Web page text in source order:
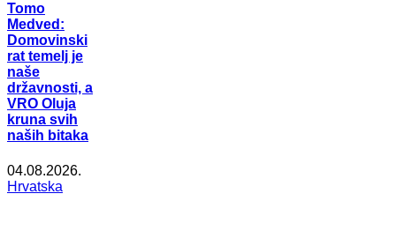
Tomo
Medved:
Domovinski
rat temelj je
naše
državnosti, a
VRO Oluja
kruna svih
naših bitaka
04.08.2026.
Hrvatska